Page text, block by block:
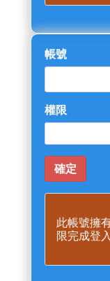
帳號
權限
此帳號擁
限完成登